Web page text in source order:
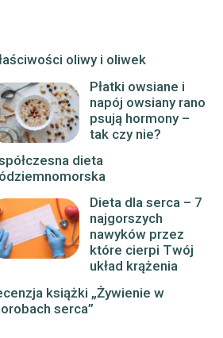
oliwy i oliwek
Płatki owsiane i
napój owsiany rano
psują hormony –
tak czy nie?
dieta
Dieta dla serca – 7
najgorszych
nawyków przez
które cierpi Twój
układ krążenia
książki „Żywienie w
serca”